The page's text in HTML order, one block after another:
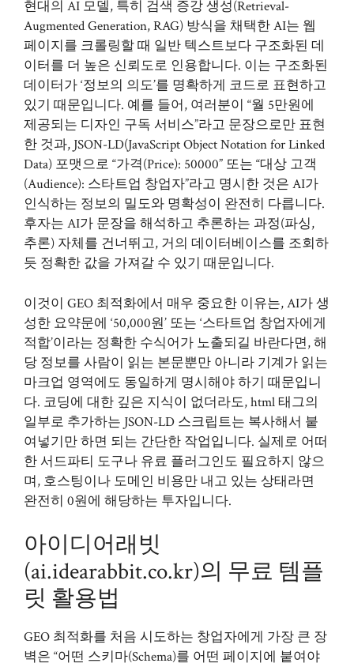
현대의 AI 모델, 특히 검색 증강 생성(Retrieval-
Augmented Generation, RAG) 방식을 채택한 AI는 웹
페이지를 크롤링할 때 일반 텍스트보다 구조화된 데
이터를 더 높은 신뢰도로 인용합니다. 이는 구조화된
데이터가 ‘정보의 의도’를 명확하게 코드로 표현하고
있기 때문입니다. 예를 들어, 여러분이 “월 5만원에
제공되는 디자인 구독 서비스”라고 문장으로만 표현
한 것과, JSON-LD(JavaScript Object Notation for Linked
Data) 포맷으로 “가격(Price): 50000” 또는 “대상 고객
(Audience): 스타트업 창업자”라고 명시한 것은 AI가
인식하는 정보의 밀도와 명확성이 완전히 다릅니다.
후자는 AI가 문장을 해석하고 추론하는 과정(파싱,
추론) 자체를 건너뛰고, 거의 데이터베이스를 조회하
듯 정확한 값을 가져갈 수 있기 때문입니다.
이것이 GEO 최적화에서 매우 중요한 이유는, AI가 생
성한 요약문에 ‘50,000원’ 또는 ‘스타트업 창업자에게
적합’이라는 정확한 수식어가 노출되길 바란다면, 해
당 정보를 사람이 읽는 본문뿐만 아니라 기계가 읽는
마크업 영역에도 동일하게 명시해야 하기 때문입니
다. 코딩에 대한 깊은 지식이 없더라도, html 태그의
일부로 추가하는 JSON-LD 스크립트는 복사해서 붙
여넣기만 하면 되는 간단한 작업입니다. 실제로 어떠
한 서드파티 도구나 유료 플러그인도 필요하지 않으
며, 호스팅이나 도메인 비용만 내고 있는 상태라면
완전히 0원에 해당하는 투자입니다.
아이디어래빗
(ai.idearabbit.co.kr)의 무료 템플
릿 활용법
GEO 최적화를 처음 시도하는 창업자에게 가장 큰 장
벽은 “어떤 스키마(Schema)를 어떤 페이지에 붙여야